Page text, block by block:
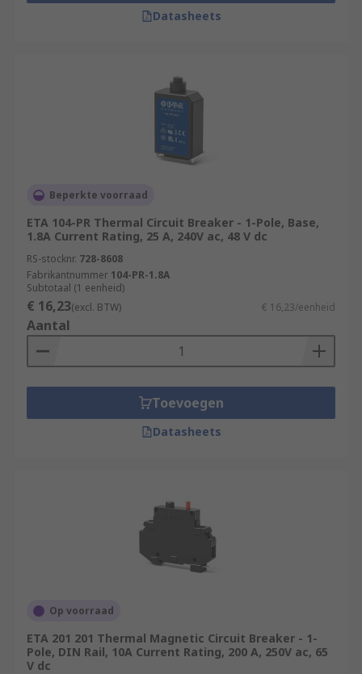
Datasheets
Beperkte voorraad
ETA 104-PR Thermal Circuit Breaker - 1-Pole, Base,
1.8A Current Rating, 25 A, 240V ac, 48 V dc
RS-stocknr. 728-8608
Fabrikantnummer 104-PR-1.8A
Subtotaal (1 eenheid)
€ 16,23(excl. BTW) € 16,23/eenheid
Aantal
Toevoegen
Datasheets
Op voorraad
ETA 201 201 Thermal Magnetic Circuit Breaker - 1-
Pole, DIN Rail, 10A Current Rating, 200 A, 250V ac, 65
V dc